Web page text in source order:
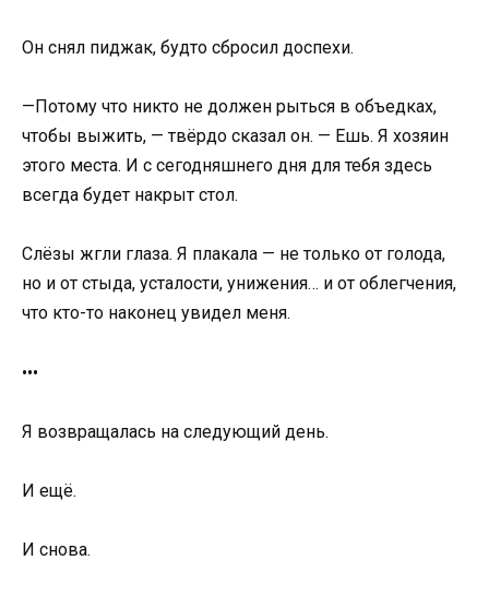
Он снял пиджак, будто сбросил доспехи.
—Потому что никто не должен рыться в объедках,
чтобы выжить, — твёрдо сказал он. — Ешь. Я хозяин
этого места. И с сегодняшнего дня для тебя здесь
всегда будет накрыт стол.
Слёзы жгли глаза. Я плакала — не только от голода,
но и от стыда, усталости, унижения… и от облегчения,
что кто-то наконец увидел меня.
•••
Я возвращалась на следующий день.
И ещё.
И снова.